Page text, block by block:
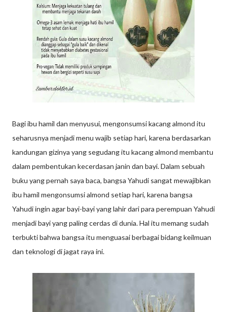
Bagi ibu hamil dan menyusui, mengonsumsi kacang almond itu
seharusnya menjadi menu wajib setiap hari, karena berdasarkan
kandungan gizinya yang segudang itu kacang almond membantu
dalam pembentukan kecerdasan janin dan bayi. Dalam sebuah
buku yang pernah saya baca, bangsa Yahudi sangat mewajibkan
ibu hamil mengonsumsi almond setiap hari, karena bangsa
Yahudi ingin agar bayi-bayi yang lahir dari para perempuan Yahudi
menjadi bayi yang paling cerdas di dunia. Hal itu memang sudah
terbukti bahwa bangsa itu menguasai berbagai bidang keilmuan
dan teknologi di jagat raya ini.